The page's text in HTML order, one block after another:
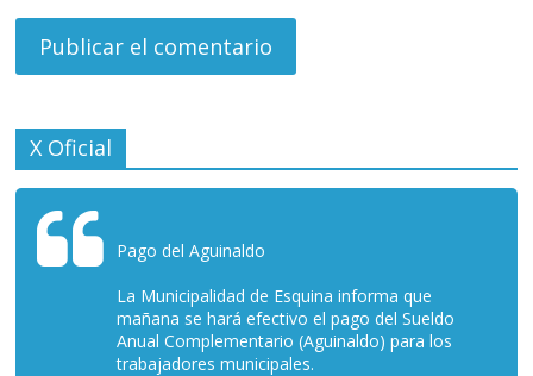
X Oficial
Pago del Aguinaldo
La Municipalidad de Esquina informa que
mañana se hará efectivo el pago del Sueldo
Anual Complementario (Aguinaldo) para los
trabajadores municipales.